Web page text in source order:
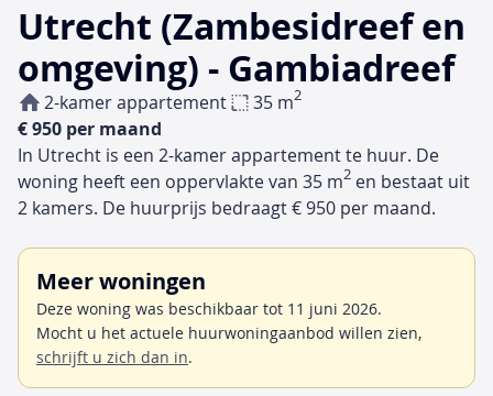
Utrecht (Zambesidreef en
omgeving) - Gambiadreef
2-kamer appartement 35 m2
€ 950 per maand
In Utrecht is een 2-kamer appartement te huur. De
woning heeft een oppervlakte van 35 m2 en bestaat uit
2 kamers. De huurprijs bedraagt € 950 per maand.
Meer woningen
Deze woning was beschikbaar tot 11 juni 2026.
Mocht u het actuele huurwoningaanbod willen zien,
schrijft u zich dan in.